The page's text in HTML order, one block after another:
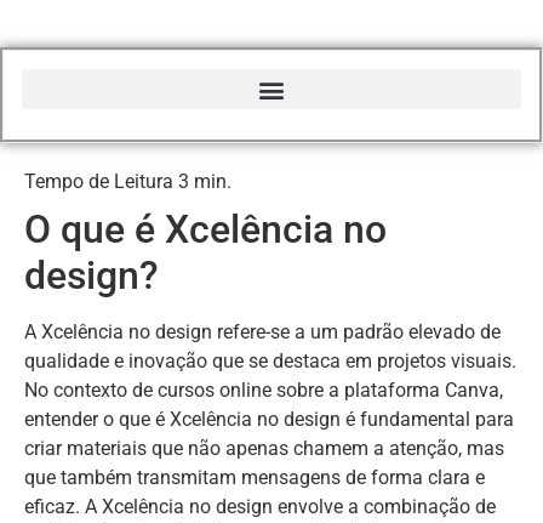
O que é Xcelência no
design?
A Xcelência no design refere-se a um padrão elevado de
qualidade e inovação que se destaca em projetos visuais.
No contexto de cursos online sobre a plataforma Canva,
entender o que é Xcelência no design é fundamental para
criar materiais que não apenas chamem a atenção, mas
que também transmitam mensagens de forma clara e
eficaz. A Xcelência no design envolve a combinação de